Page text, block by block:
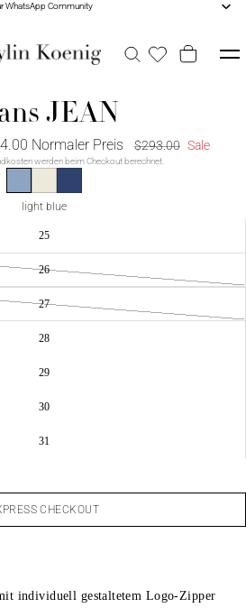
WhatsApp Community
WhatsApp Community
JEAN
Normaler Preis $293.00 Sale
werden beim Checkout berechnet.
light blue
25
26
27
28
29
30
31
CHECKOUT
individuell gestaltetem Logo-Zipper